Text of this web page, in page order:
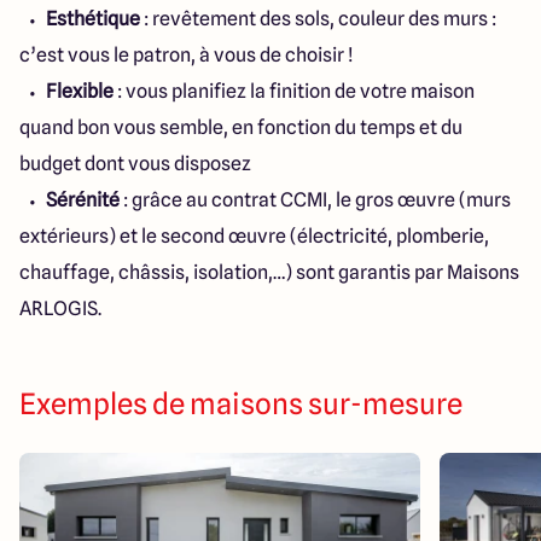
Esthétique : revêtement des sols, couleur des murs :
c’est vous le patron, à vous de choisir !
Flexible : vous planifiez la finition de votre maison
quand bon vous semble, en fonction du temps et du
budget dont vous disposez
Sérénité : grâce au contrat CCMI, le gros œuvre (murs
extérieurs) et le second œuvre (électricité, plomberie,
chauffage, châssis, isolation,…) sont garantis par Maisons
ARLOGIS.
Exemples de maisons sur-mesure